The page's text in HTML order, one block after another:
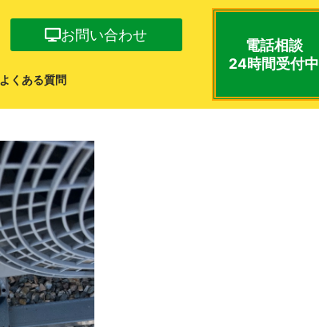
お問い合わせ
よくある質問
電話相談
24時間受付中